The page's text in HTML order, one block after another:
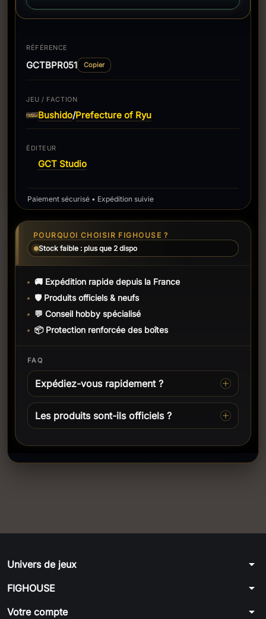
RÉFÉRENCE
GCTBPR051 Copier
JEU / FACTION
Bushido/Prefecture of Ryu
ÉDITEUR
GCT Studio
Paiement sécurisé • Expédition suivie
POURQUOI CHOISIR FIGHOUSE ?
Stock faible : plus que 2 dispo
🚚 Expédition rapide depuis la France
🛡️ Produits officiels & neufs
💬 Conseil hobby spécialisé
📦 Protection renforcée des boîtes
FAQ
Expédiez-vous rapidement ?
Les produits sont-ils officiels ?
Univers de jeux arrow_drop_down
FIGHOUSE arrow_drop_down
Votre compte arrow_drop_down